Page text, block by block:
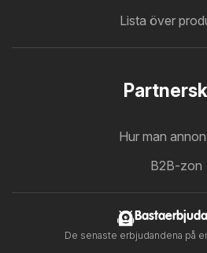
Lista över
Hur man
B2B-zon
De senaste erbjudandena på